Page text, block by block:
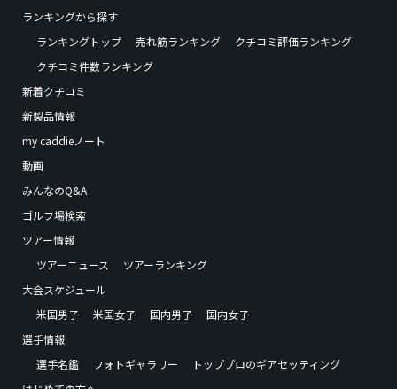
ランキングから探す
ランキングトップ
売れ筋ランキング
クチコミ評価ランキング
クチコミ件数ランキング
新着クチコミ
新製品情報
my caddieノート
動画
みんなのQ&A
ゴルフ場検索
ツアー情報
ツアーニュース
ツアーランキング
大会スケジュール
米国男子
米国女子 国内男子
国内女子
選手情報
選手名鑑
フォトギャラリー
トッププロのギアセッティング